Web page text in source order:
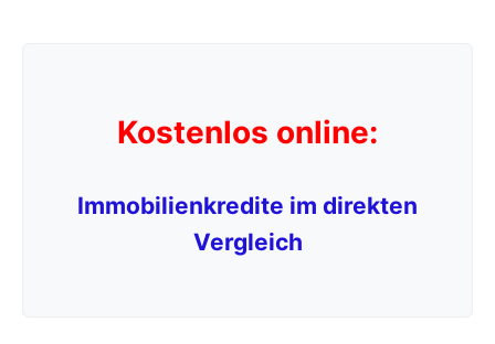
Kostenlos online:
Immobilienkredite im direkten
Vergleich